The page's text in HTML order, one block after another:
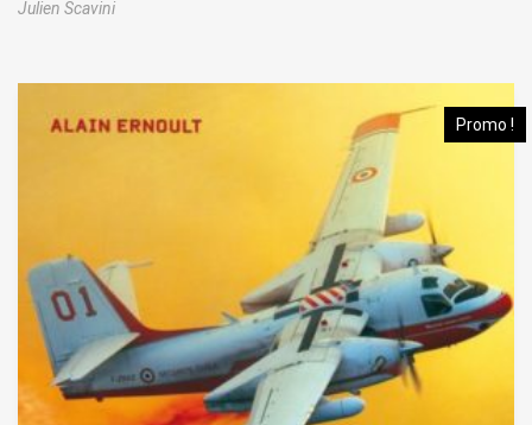
Julien Scavini
Promo !